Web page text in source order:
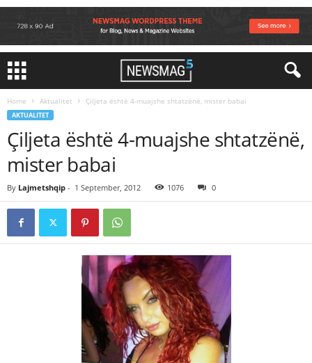
Home Aktualitet Çiljeta është 4-muajshe shtatzënë, mister babai
AKTUALITET
Çiljeta është 4-muajshe shtatzënë,
mister babai
By Lajmetshqip - 1 September, 2012 1076 0